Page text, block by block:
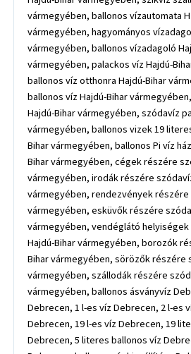
vármegyében, ballonos vízautomata
vármegyében, hagyományos
vármegyében, ballonos vízadagoló
vármegyében, palackos víz Hajdú-
ballonos víz otthonra Hajdú-Bihar
ballonos víz Hajdú-Bihar
Hajdú-Bihar vármegyében, szódavíz
vármegyében, ballonos vizek 19
Bihar vármegyében, ballonos Pi víz
Bihar vármegyében, cégek részére
vármegyében, irodák részére
vármegyében, rendezvények részére
vármegyében, esküvők részére
vármegyében, vendéglátó
Hajdú-Bihar vármegyében, borozók
Bihar vármegyében, sörözők részére
vármegyében, szállodák részére
vármegyében, ballonos ásványvíz
Debrecen, 1 l-es víz Debrecen, 2 l-es
Debrecen, 19 l-es víz Debrecen, 19
Debrecen, 5 literes ballonos víz